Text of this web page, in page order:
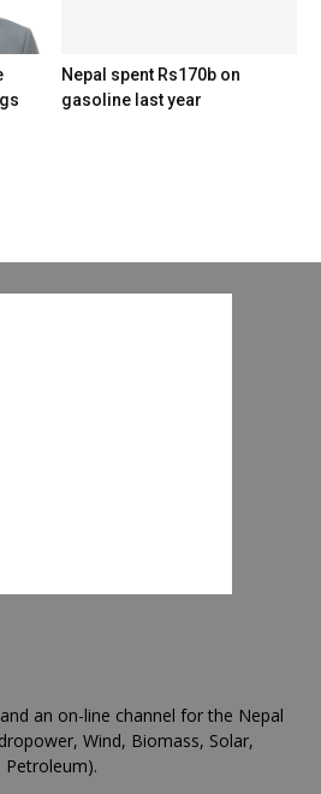
Nepal spent Rs170b on
gasoline last year
an on-line channel for the Nepal
Wind, Biomass, Solar,
Petroleum).